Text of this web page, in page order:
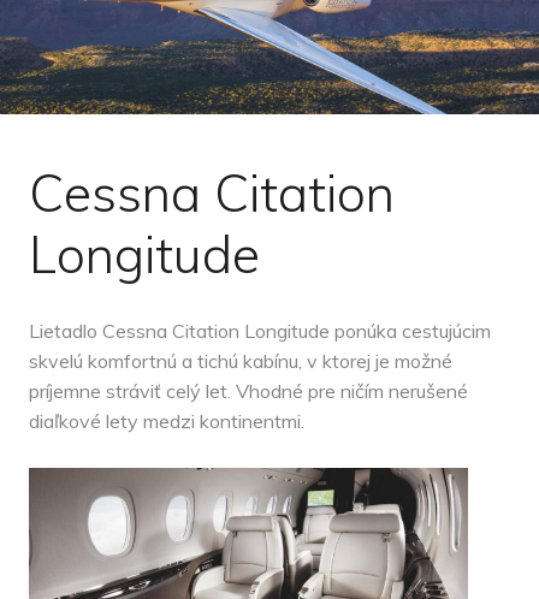
Cessna Citation
Longitude
Lietadlo Cessna Citation Longitude ponúka cestujúcim
skvelú komfortnú a tichú kabínu, v ktorej je možné
príjemne stráviť celý let. Vhodné pre ničím nerušené
diaľkové lety medzi kontinentmi.